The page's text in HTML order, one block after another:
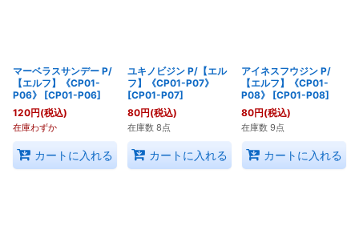
マーベラスサンデー P/
【エルフ】《CP01-
P06》
[CP01-P06]
120円(税込)
在庫わずか
カートに入れる
ユキノビジン P/【エル
フ】《CP01-P07》
[CP01-P07]
80円(税込)
在庫数 8点
カートに入れる
アイネスフウジン P/
【エルフ】《CP01-
P08》
[CP01-P08]
80円(税込)
在庫数 9点
カートに入れる